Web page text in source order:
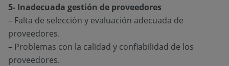
5- Inadecuada gestión de proveedores
– Falta de selección y evaluación adecuada de
proveedores.
– Problemas con la calidad y confiabilidad de los
proveedores.